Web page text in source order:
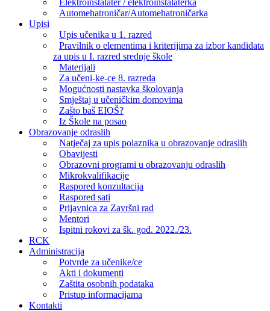
Elektroinstalater / elektroinstalaterka
Automehatroničar/Automehatroničarka
Upisi
Upis učenika u 1. razred
Pravilnik o elementima i kriterijima za izbor kandidata
za upis u I. razred srednje škole
Materijali
Za učeni-ke-ce 8. razreda
Mogućnosti nastavka školovanja
Smještaj u učeničkim domovima
Zašto baš EIOŠ?
Iz Škole na posao
Obrazovanje odraslih
Natječaj za upis polaznika u obrazovanje odraslih
Obavijesti
Obrazovni programi u obrazovanju odraslih
Mikrokvalifikacije
Raspored konzultacija
Raspored sati
Prijavnica za Završni rad
Mentori
Ispitni rokovi za šk. god. 2022./23.
RCK
Administracija
Potvrde za učenike/ce
Akti i dokumenti
Zaštita osobnih podataka
Pristup informacijama
Kontakti